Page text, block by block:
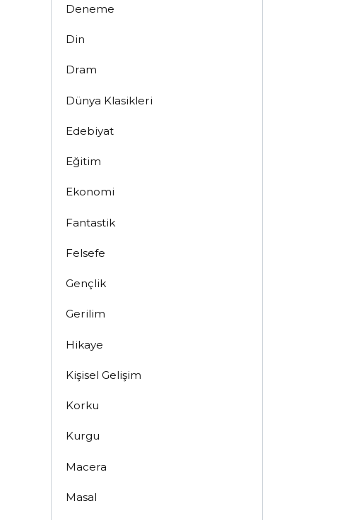
Deneme
Din
Dram
Dünya Klasikleri
Edebiyat
Eğitim
Ekonomi
Fantastik
Felsefe
Gençlik
Gerilim
Hikaye
Kişisel Gelişim
Korku
Kurgu
Macera
Masal